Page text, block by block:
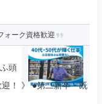
ォーク資格歓迎
頭
！ 》 ●第二新卒・既